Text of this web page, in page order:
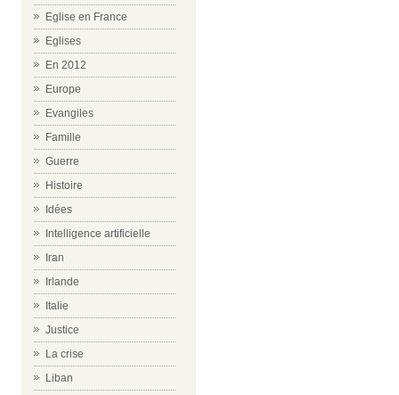
Eglise en France
Eglises
En 2012
Europe
Evangiles
Famille
Guerre
Histoire
Idées
Intelligence artificielle
Iran
Irlande
Italie
Justice
La crise
Liban